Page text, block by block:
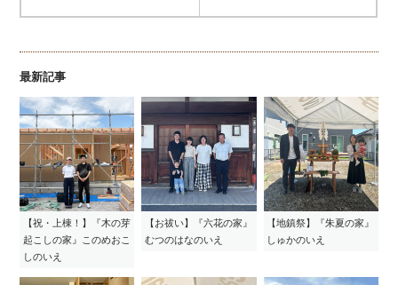
最新記事
【祝・上棟！】『木の芽
起こしの家』このめおこ
しのいえ
【お祓い】『六花の家』
むつのはなのいえ
【地鎮祭】『朱夏の家』
しゅかのいえ